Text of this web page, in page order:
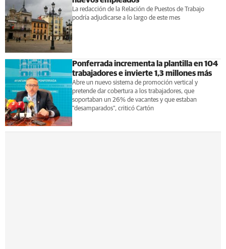
La redacción de la Relación de Puestos de Trabajo
podría adjudicarse a lo largo de este mes
Ponferrada incrementa la plantilla en 104
trabajadores e invierte 1,3 millones más
Abre un nuevo sistema de promoción vertical y
pretende dar cobertura a los trabajadores, que
soportaban un 26% de vacantes y que estaban
"desamparados", criticó Cartón